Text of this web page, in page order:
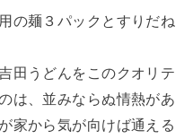
の麺３パックとすりだね
田うどんをこのクオリテ
は、並みならぬ情熱があ
家から気が向けば通える